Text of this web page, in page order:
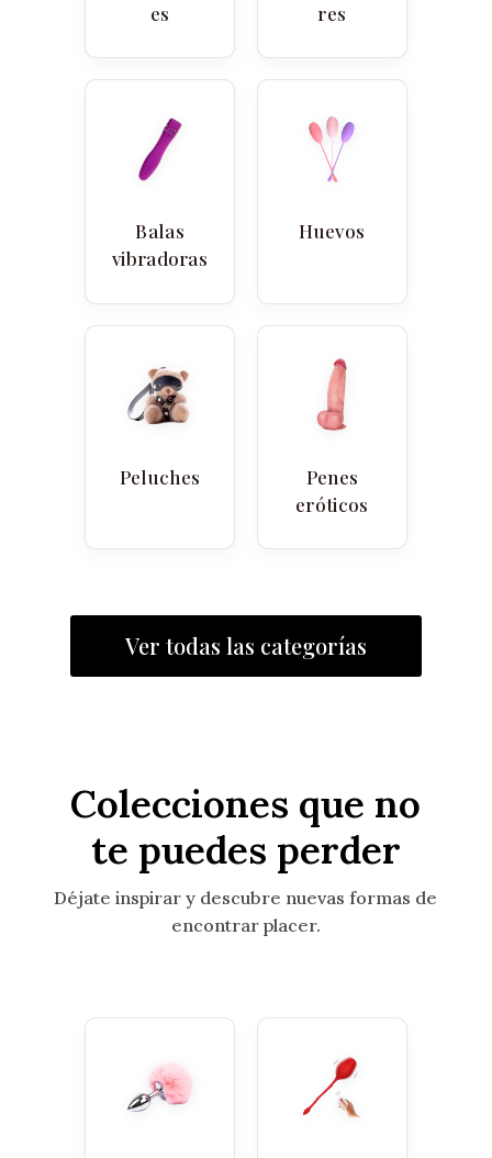
es
res
Balas
vibradoras
Huevos
Peluches
Penes
eróticos
Ver todas las categorías
Colecciones que no
te puedes perder
Déjate inspirar y descubre nuevas formas de
encontrar placer.